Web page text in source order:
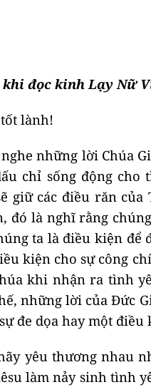
đọc kinh Lạy Nữ
lành!
những lời Chúa
chỉ sống động
giữ các điều răn của
đó là nghĩ rằng
ta là điều kiện để
kiện cho sự công
khi nhận ra tình
những lời của Đức
đe dọa hay một điều
yêu thương nhau
làm nảy sinh tình